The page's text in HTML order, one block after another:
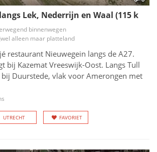
Lek, Nederrijn en Waal (115 k
binnenwegen
alleen maar platteland
restaurant Nieuwegein langs de A27.
bij Kazemat Vreeswijk-Oost. Langs Tull
bij Duurstede, vlak voor Amerongen met
UTRECHT FAVORIET